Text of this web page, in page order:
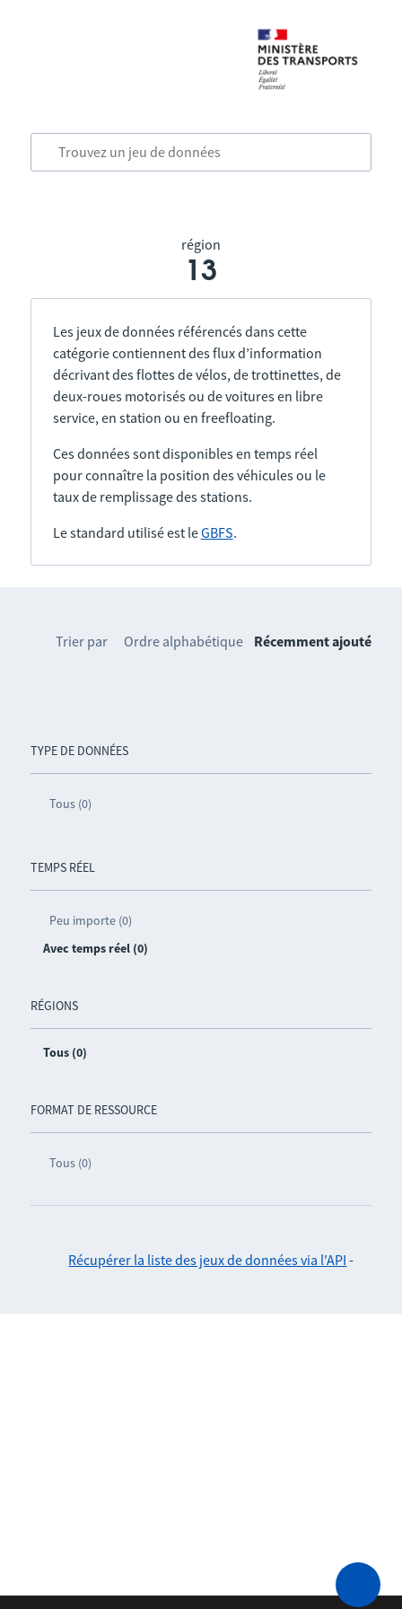
région
13
Les jeux de données référencés dans cette
catégorie contiennent des flux d’information
décrivant des flottes de vélos, de trottinettes, de
deux-roues motorisés ou de voitures en libre
service, en station ou en freefloating.
Ces données sont disponibles en temps réel
pour connaître la position des véhicules ou le
taux de remplissage des stations.
Le standard utilisé est leGBFS.
TYPE DE DONNÉES
Tous (0)
TEMPS RÉEL
Peu importe (0)
Avec temps réel (0)
RÉGIONS
Tous (0)
FORMAT DE RESSOURCE
Tous (0)
Trier par Ordre alphabétique Récemment ajouté
Récupérer la liste des jeux de données via l'API -